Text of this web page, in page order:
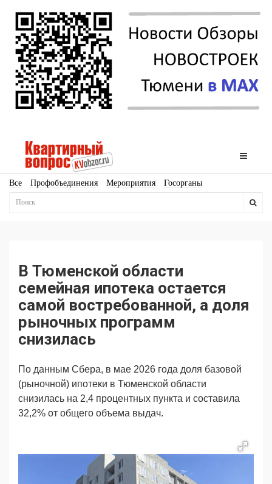
Все Профобъединения Мероприятия Госорганы
Новостройки
Продвижение
Ещё
В Тюменской области
семейная ипотека остается
самой востребованной, а доля
рыночных программ
снизилась
По данным Сбера, в мае 2026 года доля базовой
(рыночной) ипотеки в Тюменской области
снизилась на 2,4 процентных пункта и составила
32,2% от общего объема выдач.